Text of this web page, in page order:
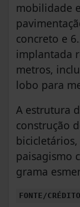
mobilidade
concreto e
implantada
metros,
lobo para
A estrutura
construção
paisagismo
grama
FONTE/